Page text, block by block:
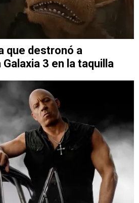
que destronó a
3 en la taquilla